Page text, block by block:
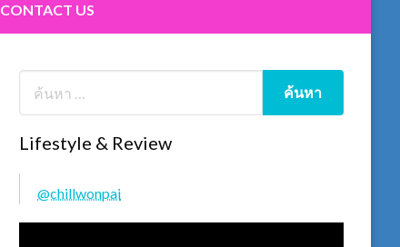
CONTACT US
Lifestyle & Review
@chillwonpai